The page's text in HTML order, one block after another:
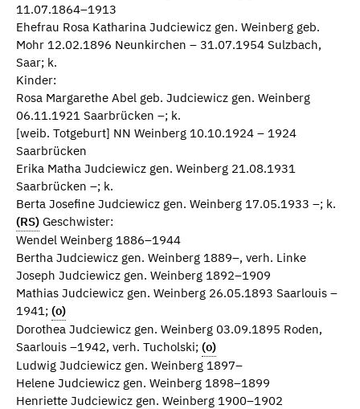
11.07.1864–1913
Ehefrau Rosa Katharina Judciewicz gen. Weinberg geb.
Mohr 12.02.1896 Neunkirchen – 31.07.1954 Sulzbach,
Saar; k.
Kinder:
Rosa Margarethe Abel geb. Judciewicz gen. Weinberg
06.11.1921 Saarbrücken –; k.
[weib. Totgeburt] NN Weinberg 10.10.1924 – 1924
Saarbrücken
Erika Matha Judciewicz gen. Weinberg 21.08.1931
Saarbrücken –; k.
Berta Josefine Judciewicz gen. Weinberg 17.05.1933 –; k.
(RS) Geschwister:
Wendel Weinberg 1886–1944
Bertha Judciewicz gen. Weinberg 1889–, verh. Linke
Joseph Judciewicz gen. Weinberg 1892–1909
Mathias Judciewicz gen. Weinberg 26.05.1893 Saarlouis –
1941; (o)
Dorothea Judciewicz gen. Weinberg 03.09.1895 Roden,
Saarlouis –1942, verh. Tucholski; (o)
Ludwig Judciewicz gen. Weinberg 1897–
Helene Judciewicz gen. Weinberg 1898–1899
Henriette Judciewicz gen. Weinberg 1900–1902